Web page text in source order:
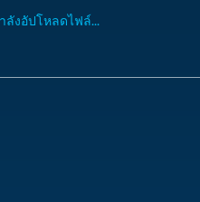
ลังอัปโหลดไฟล์...